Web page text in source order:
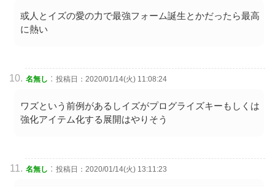
或人とイズの愛の力で最強フォーム誕生とかだったら最高
に熱い
名無し : 投稿日：2020/01/14(火) 11:08:24
ワズという前例があるしイズがプログライズキーもしくは
強化アイテム化する展開はやりそう
名無し : 投稿日：2020/01/14(火) 13:11:23